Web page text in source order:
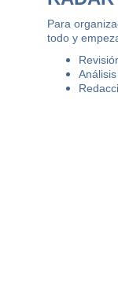
Para
todo y